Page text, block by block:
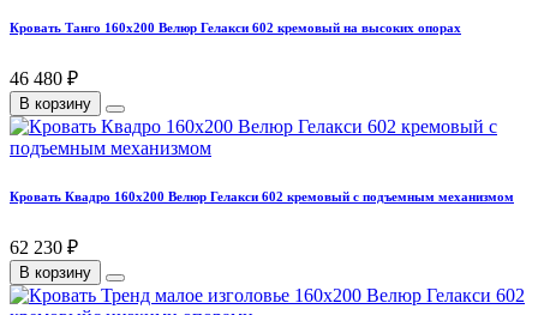
Кровать Танго 160х200 Велюр Гелакси 602 кремовый на высоких опорах
46 480 ₽
В корзину
Кровать Квадро 160х200 Велюр Гелакси 602 кремовый с подъемным механизмом
62 230 ₽
В корзину